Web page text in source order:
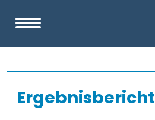
Unternehmen
Ergebnisbericht